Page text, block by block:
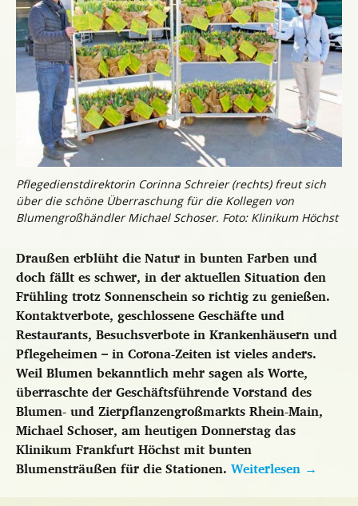
Pflegedienstdirektorin Corinna Schreier (rechts) freut sich
über die schöne Überraschung für die Kollegen von
Blumengroßhändler Michael Schoser. Foto: Klinikum Höchst
Draußen erblüht die Natur in bunten Farben und
doch fällt es schwer, in der aktuellen Situation den
Frühling trotz Sonnenschein so richtig zu genießen.
Kontaktverbote, geschlossene Geschäfte und
Restaurants, Besuchsverbote in Krankenhäusern und
Pflegeheimen – in Corona-Zeiten ist vieles anders.
Weil Blumen bekanntlich mehr sagen als Worte,
überraschte der Geschäftsführende Vorstand des
Blumen- und Zierpflanzengroßmarkts Rhein-Main,
Michael Schoser, am heutigen Donnerstag das
Klinikum Frankfurt Höchst mit bunten
Blumensträußen für die Stationen. Weiterlesen →